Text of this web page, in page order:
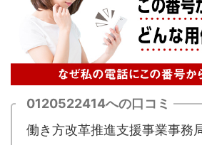
0120522414への口コミ
働き方改革推進支援事業事務